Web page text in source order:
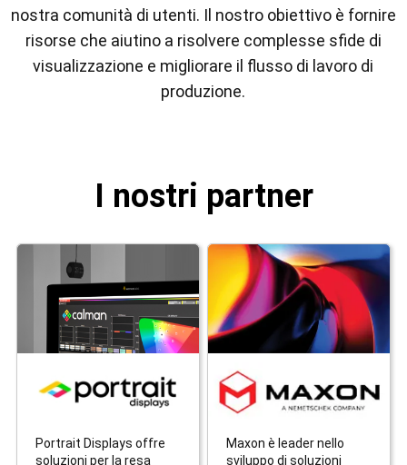
nostra comunità di utenti. Il nostro obiettivo è fornire
risorse che aiutino a risolvere complesse sfide di
visualizzazione e migliorare il flusso di lavoro di
produzione.
I nostri partner
Portrait Displays offre
soluzioni per la resa
Maxon è leader nello
sviluppo di soluzioni